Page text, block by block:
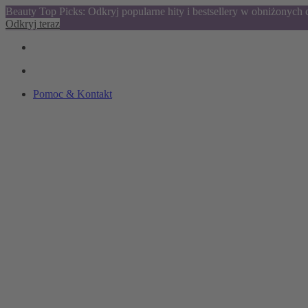
Beauty Top Picks: Odkryj popularne hity i bestsellery w obniżonych
Odkryj teraz
Pomoc & Kontakt